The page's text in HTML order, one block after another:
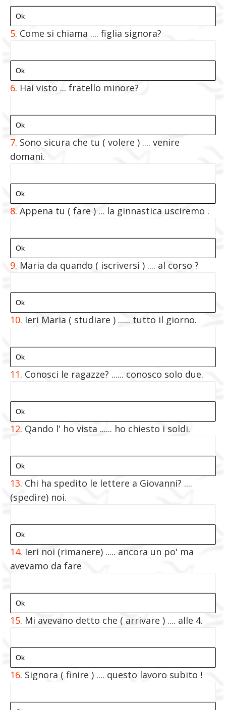
5. Come si chiama .... figlia signora?
6. Hai visto ... fratello minore?
7. Sono sicura che tu ( volere ) .... venire
domani.
8. Appena tu ( fare ) ... la ginnastica usciremo .
9. Maria da quando ( iscriversi ) .... al corso ?
10. Ieri Maria ( studiare ) ...... tutto il giorno.
11. Conosci le ragazze? ...... conosco solo due.
12. Qando l' ho vista ...... ho chiesto i soldi.
13. Chi ha spedito le lettere a Giovanni? ....
(spedire) noi.
14. Ieri noi (rimanere) ..... ancora un po' ma
avevamo da fare
15. Mi avevano detto che ( arrivare ) .... alle 4.
16. Signora ( finire ) .... questo lavoro subito !